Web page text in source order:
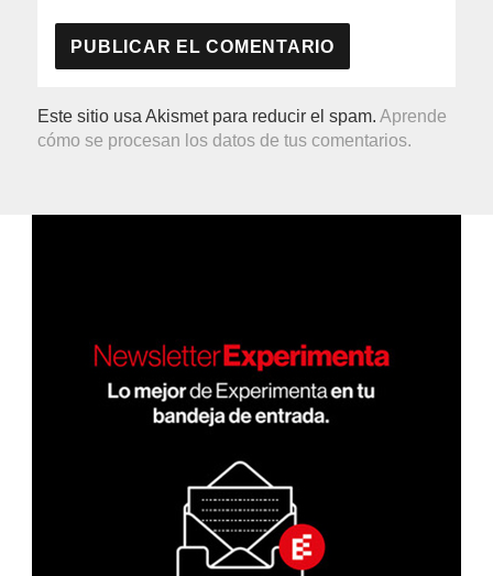
Este sitio usa Akismet para reducir el spam.Aprende
cómo se procesan los datos de tus comentarios.